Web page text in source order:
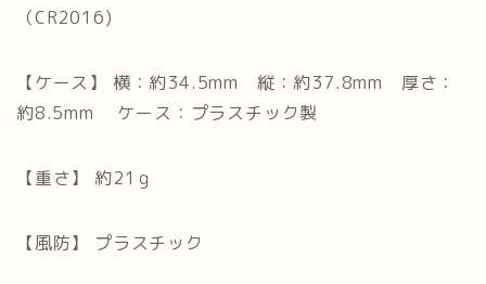
（CR2016)
【ケース】 横：約34.5mm 縦：約37.8mm 厚さ：
約8.5mm ケース：プラスチック製
【重さ】 約21ｇ
【風防】 プラスチック